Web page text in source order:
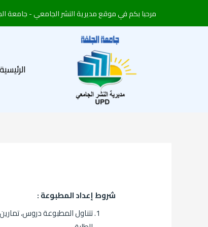
مرحبا بكم في موقع مديرية النشر الجامعي - جامعة
الرئيسية
شروط إعداد المطبوعة :
تتناول المطبوعة دروس،